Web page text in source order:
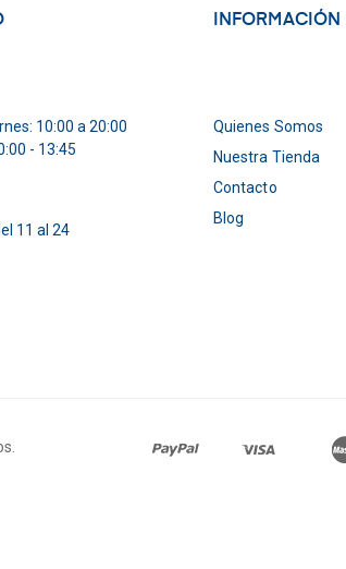
10:00 a 20:00
- 13:45
11 al 24
INFORMACIÓN
Quienes Somos
Nuestra Tienda
Contacto
Blog